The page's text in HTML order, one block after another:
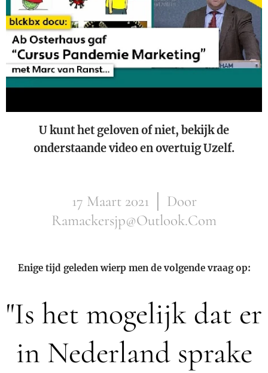
U kunt het geloven of niet, bekijk de
onderstaande video en overtuig Uzelf.
17 Maart 2021 │ Door
Ramackersjp@Outlook.Com
Enige tijd geleden wierp men de volgende vraag op:
"Is het mogelijk dat er
in Nederland sprake